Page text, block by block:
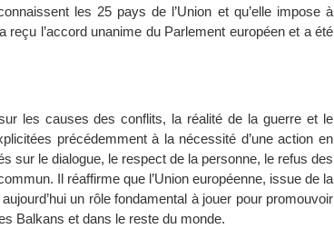
les 25 pays de l’Union et qu’elle impose à
l’accord unanime du Parlement européen et a été
les causes des conflits, la réalité de la guerre et le
précédemment à la nécessité d’une action en
sur le dialogue, le respect de la personne, le refus des
Il réaffirme que l’Union européenne, issue de la
un rôle fondamental à jouer pour promouvoir
Balkans et dans le reste du monde.